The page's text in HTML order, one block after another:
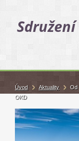
Úvod Aktuality
Od
OKD